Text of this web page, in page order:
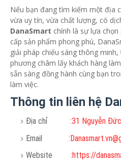
Nếu bạn đang tìm kiếm một địa
vừa uy tín, vừa chất lượng, có
DanaSmart chính là sự lựa
cấp sản phẩm phong phú,
giải pháp chiếu sáng thông
phương châm lấy khách hàng
sẵn sàng đồng hành cùng bạn
làm việc.
Thông tin liên hệ
Địa chỉ :31 Nguyễn
Email :
Website :https://